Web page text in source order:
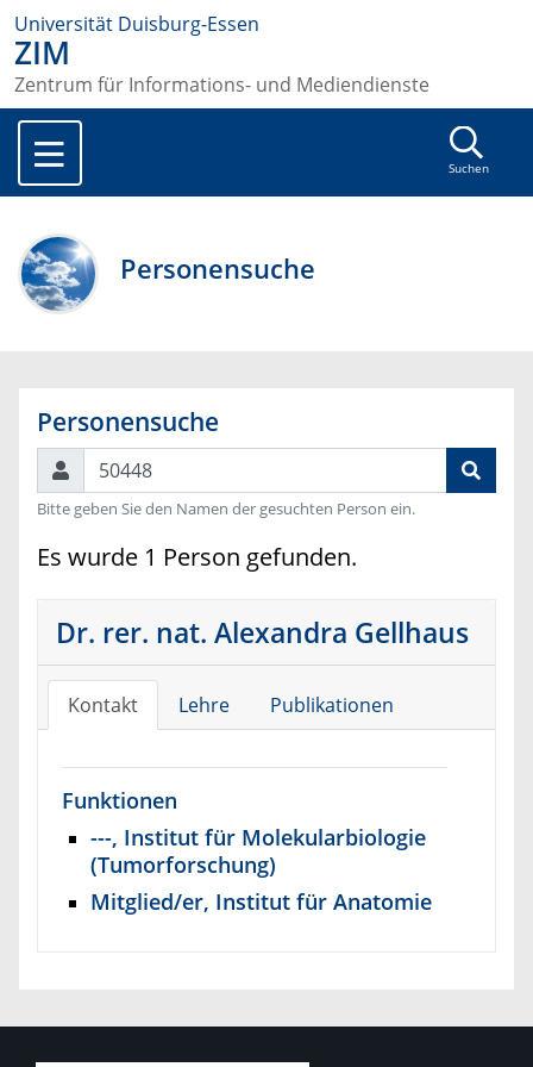
Universität Duisburg-Essen
ZIM
Zentrum für Informations- und Mediendienste
Suchen
Personensuche
Personensuche
Suchen
Bitte geben Sie den Namen der gesuchten Person ein.
Es wurde 1 Person gefunden.
Dr. rer. nat. Alexandra Gellhaus
Kontakt Lehre Publikationen
Funktionen
---, Institut für Molekularbiologie
(Tumorforschung)
Mitglied/er, Institut für Anatomie